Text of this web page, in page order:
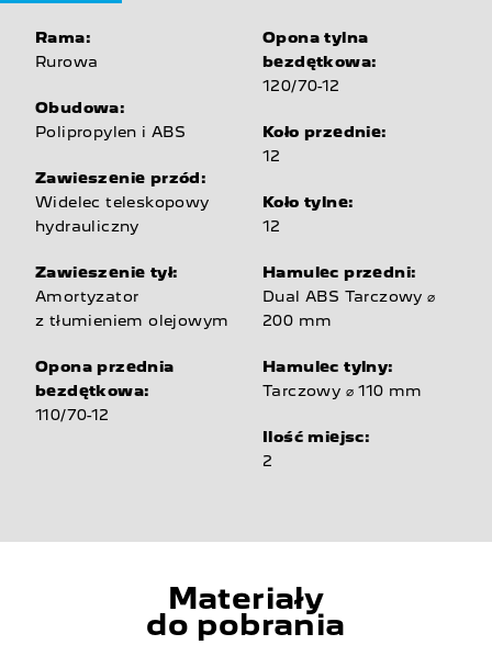
Rama:
Rurowa
Obudowa:
Polipropylen i ABS
Zawieszenie przód:
Widelec teleskopowy
hydrauliczny
Zawieszenie tył:
Amortyzator
z tłumieniem olejowym
Opona przednia
bezdętkowa:
110/70-12
Opona tylna
bezdętkowa:
120/70-12
Koło przednie:
12
Koło tylne:
12
Hamulec przedni:
Dual ABS Tarczowy ⌀
200 mm
Hamulec tylny:
Tarczowy ⌀ 110 mm
Ilość miejsc:
2
Materiały
do pobrania